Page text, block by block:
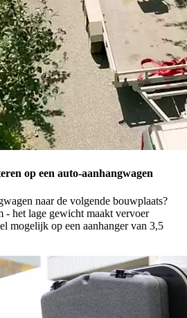
op een auto-aanhangwagen
naar de volgende bouwplaats?
- het lage gewicht maakt vervoer
mogelijk op een aanhanger van 3,5